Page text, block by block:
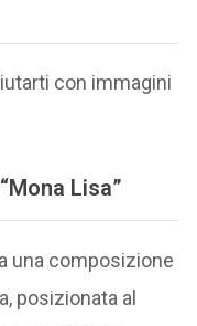
con immagini
Lisa”
una composizione
posizionata al